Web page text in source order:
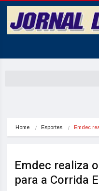
Home Esportes Emdec
Emdec realiza
para a Corrida